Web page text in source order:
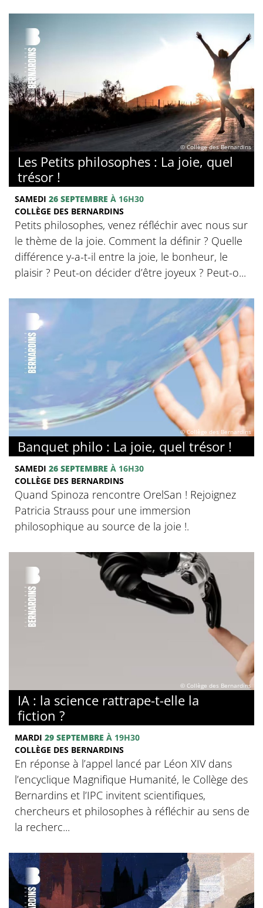
© Collège des Bernardins
Les Petits philosophes : La joie, quel
trésor !
SAMEDI 26 SEPTEMBRE À 16H30
COLLÈGE DES BERNARDINS
Petits philosophes, venez réfléchir avec nous sur
le thème de la joie. Comment la définir ? Quelle
différence y-a-t-il entre la joie, le bonheur, le
plaisir ? Peut-on décider d’être joyeux ? Peut-o...
© Collège des Bernardins
Banquet philo : La joie, quel trésor !
SAMEDI 26 SEPTEMBRE À 16H30
COLLÈGE DES BERNARDINS
Quand Spinoza rencontre OrelSan ! Rejoignez
Patricia Strauss pour une immersion
philosophique au source de la joie !.
© Collège des Bernardins
IA : la science rattrape-t-elle la
fiction ?
MARDI 29 SEPTEMBRE À 19H30
COLLÈGE DES BERNARDINS
En réponse à l’appel lancé par Léon XIV dans
l’encyclique Magnifique Humanité, le Collège des
Bernardins et l’IPC invitent scientifiques,
chercheurs et philosophes à réfléchir au sens de
la recherc...